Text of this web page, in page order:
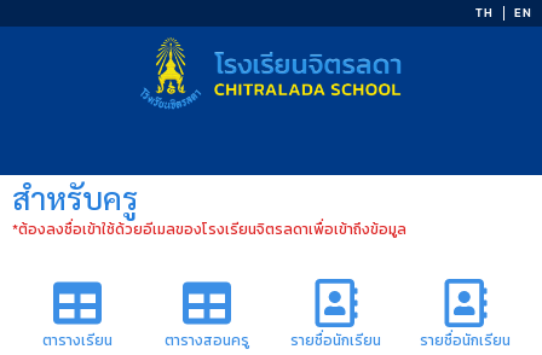
TH EN
สำหรับครู
*ต้องลงชื่อเข้าใช้ด้วยอีเมลของโรงเรียนจิตรลดาเพื่อเข้าถึงข้อมูล
ตารางเรียน
ตารางสอนครู
รายชื่อนักเรียน
รายชื่อนักเรียน